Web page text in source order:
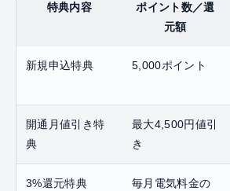
特典内容
ポイント数／還
元額
新規申込特典 5,000ポイント
開通月値引き特
典
最大4,500円値引
き
3%還元特典
毎月電気料金の